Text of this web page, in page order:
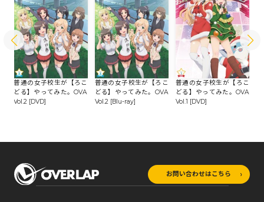
普通の女子校生が【ろこ
どる】やってみた。OVA
Vol.2 [DVD]
普通の女子校生が【ろこ
どる】やってみた。OVA
Vol.2 [Blu-ray]
普通の女子校生が【ろこ
どる】やってみた。OVA
Vol.1 [DVD]
お問い合わせはこちら